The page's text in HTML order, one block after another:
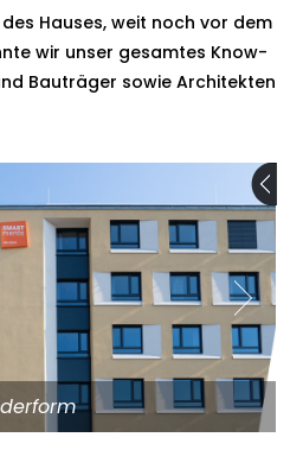
Hauses, weit noch vor dem
wir unser gesamtes Know-
Bauträger sowie Architekten